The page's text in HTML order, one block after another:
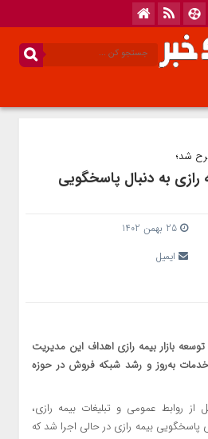
شد؛
رازی به دنبال پاسخگویی
25 بهمن 1402
ایمیل
بازار بیمه رازی اهداف این مدیریت
خدمات به‌روز و رشد شبکه فروش در حوزه
از روابط عمومی و تبلیغات بیمه رازی،
بیمه رازی در حالی اجرا شد که